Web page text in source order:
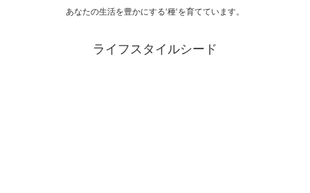
あなたの生活を豊かにする‘種‘を育てています。
ライフスタイルシード